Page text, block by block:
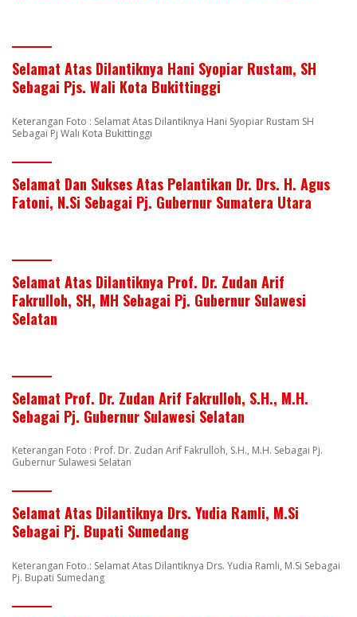
Selamat Atas Dilantiknya Hani Syopiar Rustam, SH
Sebagai Pjs. Wali Kota Bukittinggi
Keterangan Foto : Selamat Atas Dilantiknya Hani Syopiar Rustam SH
Sebagai Pj Wali Kota Bukittinggi
Selamat Dan Sukses Atas Pelantikan Dr. Drs. H. Agus
Fatoni, N.Si Sebagai Pj. Gubernur Sumatera Utara
Selamat Atas Dilantiknya Prof. Dr. Zudan Arif
Fakrulloh, SH, MH Sebagai Pj. Gubernur Sulawesi
Selatan
Selamat Prof. Dr. Zudan Arif Fakrulloh, S.H., M.H.
Sebagai Pj. Gubernur Sulawesi Selatan
Keterangan Foto : Prof. Dr. Zudan Arif Fakrulloh, S.H., M.H. Sebagai Pj.
Gubernur Sulawesi Selatan
Selamat Atas Dilantiknya Drs. Yudia Ramli, M.Si
Sebagai Pj. Bupati Sumedang
Keterangan Foto.: Selamat Atas Dilantiknya Drs. Yudia Ramli, M.Si Sebagai
Pj. Bupati Sumedang